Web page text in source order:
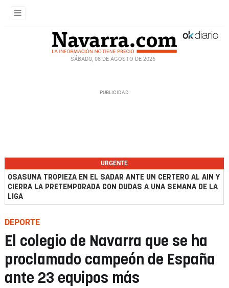
SÁBADO, 08 DE AGOSTO DE 2026
URGENTE
OSASUNA TROPIEZA EN EL SADAR ANTE UN CERTERO AL AIN Y
CIERRA LA PRETEMPORADA CON DUDAS A UNA SEMANA DE LA
LIGA
DEPORTE
El colegio de Navarra que se ha
proclamado campeón de España
ante 23 equipos más